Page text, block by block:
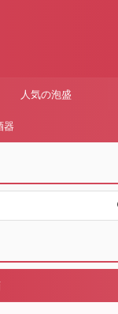
人気の泡盛
器